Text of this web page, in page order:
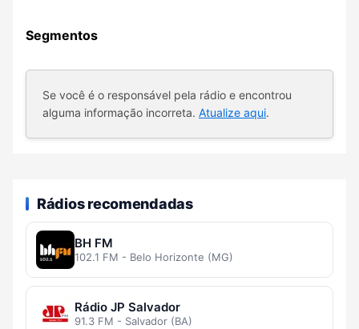
Segmentos
Se você é o responsável pela rádio e encontrou
alguma informação incorreta. Atualize aqui.
Rádios recomendadas
BH FM
102.1 FM - Belo Horizonte (MG)
Rádio JP Salvador
91.3 FM - Salvador (BA)